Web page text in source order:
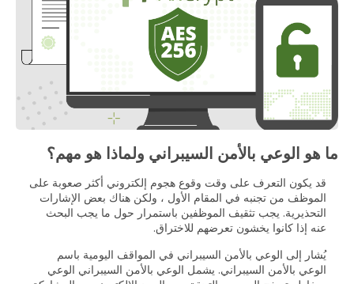
ما هو الوعي بالأمن السيبراني ولماذا هو مهم؟
قد يكون التعرف على وقت وقوع هجوم إلكتروني أكثر صعوبة على
الموظف من تجنبه في المقام الأول ، ولكن هناك بعض الإشارات
التحذيرية. يجب تثقيف الموظفين باستمرار حول ما يجب البحث
عنه إذا كانوا يخشون تعرضهم للاختراق.
يُشار إلى الوعي بالأمن السيبراني في المواقف اليومية باسم
الوعي بالأمن السيبراني. يشمل الوعي بالأمن السيبراني الوعي